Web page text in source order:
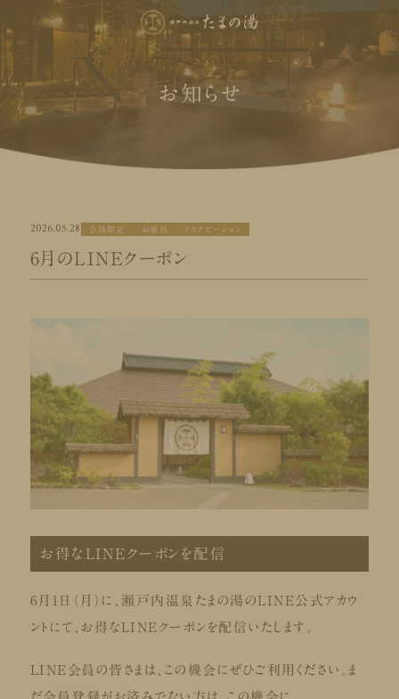
お知らせ
2026.05.28 会員限定 お風呂 リラクゼーション
6月のLINEクーポン
お得なLINEクーポンを配信
6月1日（月）に、瀬戸内温泉たまの湯のLINE公式アカウ
ントにて、お得なLINEクーポンを配信いたします。
LINE会員の皆さまは、この機会にぜひご利用ください。ま